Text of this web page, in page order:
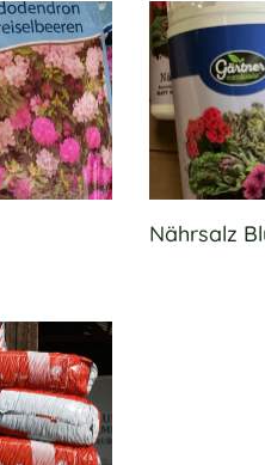
Nährsalz